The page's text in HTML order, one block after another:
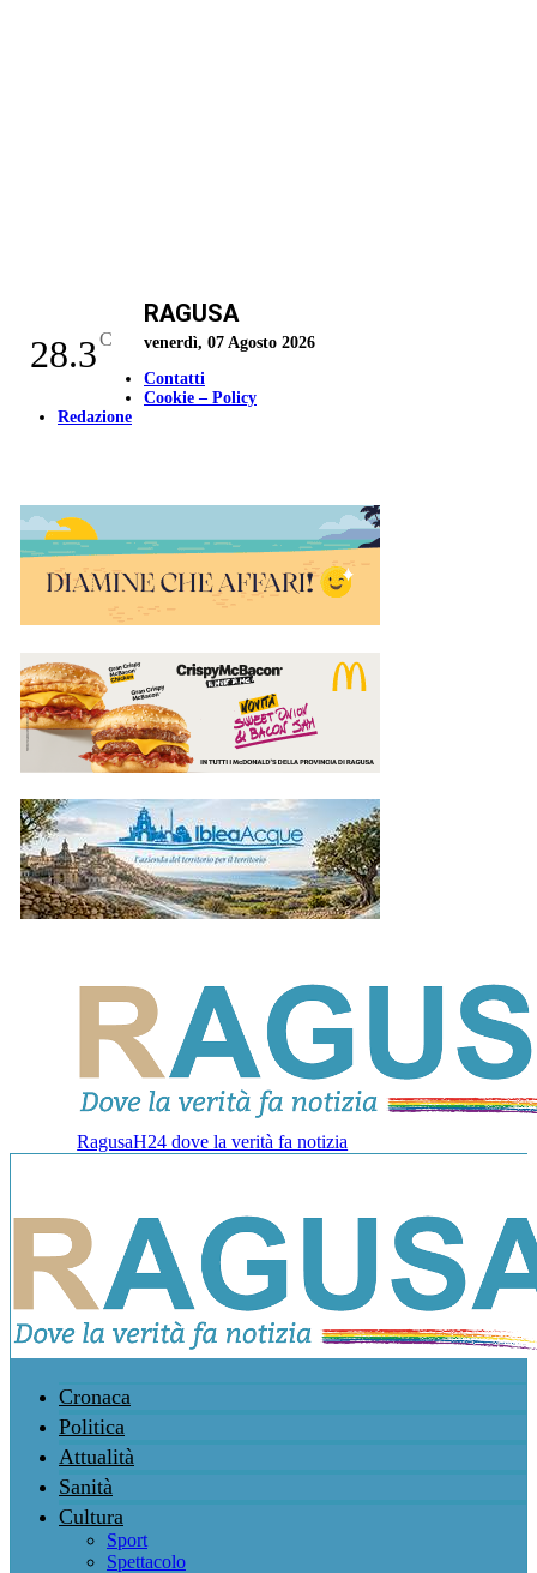
28.3C
RAGUSA
venerdì, 07 Agosto 2026
Contatti
Cookie – Policy
Redazione
RagusaH24 dove la verità fa notizia
Cronaca
Politica
Attualità
Sanità
Cultura
Sport
Spettacolo